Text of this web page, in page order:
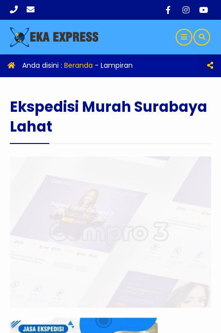
Anda disini : Beranda - Lampiran
Ekspedisi Murah Surabaya
Lahat